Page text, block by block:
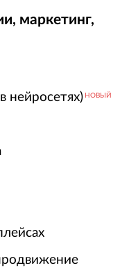
маркетинг,
нейросетях) НОВЫЙ